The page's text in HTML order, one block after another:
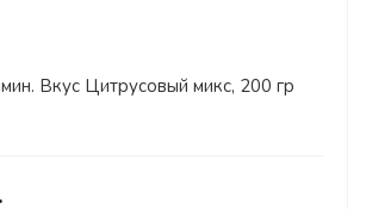
Вкус Цитрусовый микс, 200 гр